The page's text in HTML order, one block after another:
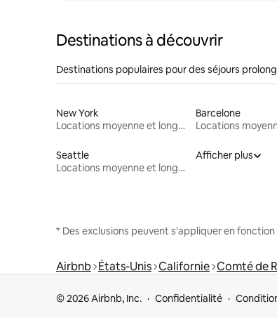
Destinations à découvrir
Destinations populaires pour des séjours
New York
Locations moyenne et longue durée
Barcelone
Seattle
Locations moyenne et longue durée
Afficher plus
* Des exclusions peuvent s'appliquer en
Airbnb États-Unis Californie Comté de
© 2026 Airbnb, Inc. Confidentialité